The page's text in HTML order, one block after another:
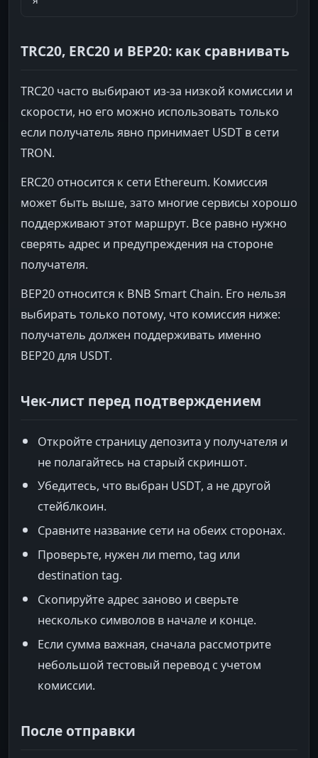
TRC20, ERC20 и BEP20: как сравнивать
TRC20 часто выбирают из-за низкой комиссии и
скорости, но его можно использовать только
если получатель явно принимает USDT в сети
TRON.
ERC20 относится к сети Ethereum. Комиссия
может быть выше, зато многие сервисы хорошо
поддерживают этот маршрут. Все равно нужно
сверять адрес и предупреждения на стороне
получателя.
BEP20 относится к BNB Smart Chain. Его нельзя
выбирать только потому, что комиссия ниже:
получатель должен поддерживать именно
BEP20 для USDT.
Чек-лист перед подтверждением
Откройте страницу депозита у получателя и
не полагайтесь на старый скриншот.
Убедитесь, что выбран USDT, а не другой
стейблкоин.
Сравните название сети на обеих сторонах.
Проверьте, нужен ли memo, tag или
destination tag.
Скопируйте адрес заново и сверьте
несколько символов в начале и конце.
Если сумма важная, сначала рассмотрите
небольшой тестовый перевод с учетом
комиссии.
После отправки